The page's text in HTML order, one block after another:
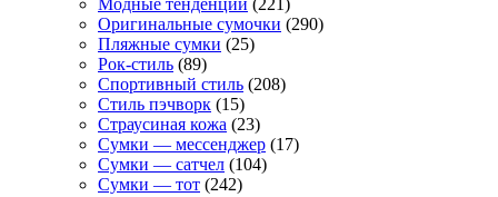
Модные тенденции (221)
Оригинальные сумочки (290)
Пляжные сумки (25)
Рок-стиль (89)
Спортивный стиль (208)
Стиль пэчворк (15)
Страусиная кожа (23)
Сумки — мессенджер (17)
Сумки — сатчел (104)
Сумки — тот (242)